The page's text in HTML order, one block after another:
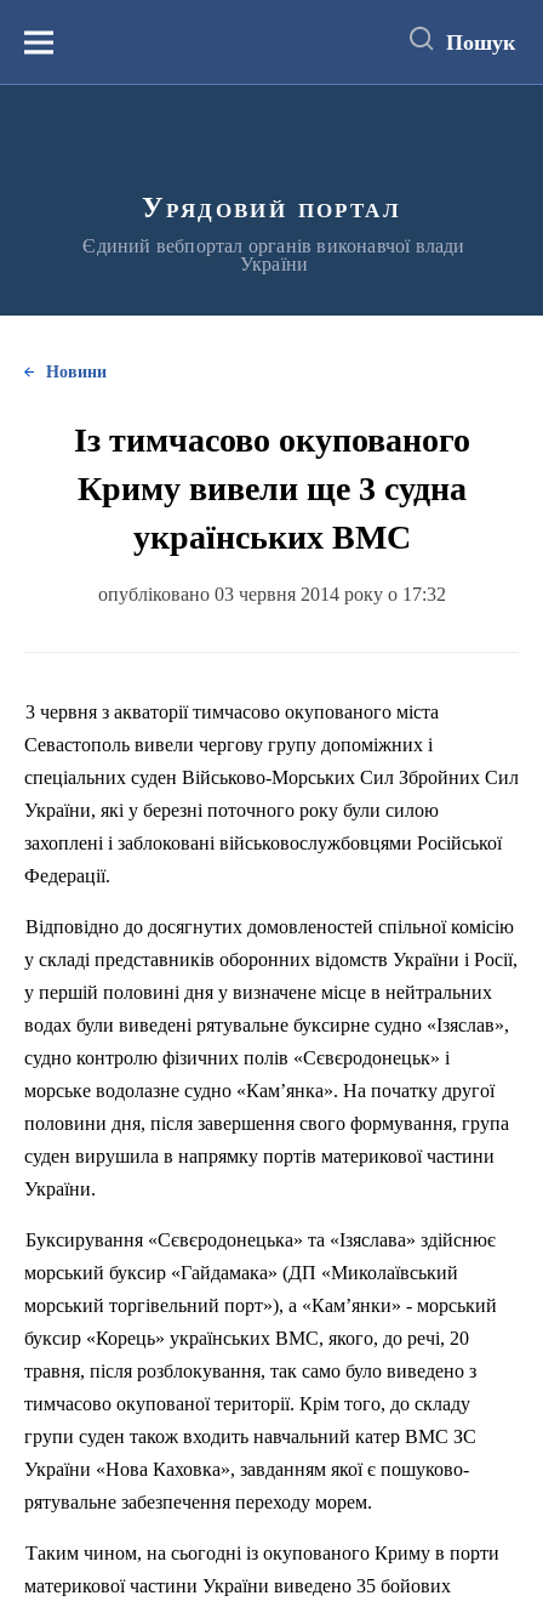
вмістуМеню Пошук
Урядовий портал
Єдиний вебпортал органів виконавчої влади
України
Новини
Із тимчасово окупованого
Криму вивели ще 3 судна
українських ВМС
опубліковано 03 червня 2014 року о 17:32
3 червня з акваторії тимчасово окупованого міста
Севастополь вивели чергову групу допоміжних і
спеціальних суден Військово-Морських Сил Збройних Сил
України, які у березні поточного року були силою
захоплені і заблоковані військовослужбовцями Російської
Федерації.
Відповідно до досягнутих домовленостей спільної комісію
у складі представників оборонних відомств України і Росії,
у першій половині дня у визначене місце в нейтральних
водах були виведені рятувальне буксирне судно «Ізяслав»,
судно контролю фізичних полів «Сєвєродонецьк» і
морське водолазне судно «Кам’янка». На початку другої
половини дня, після завершення свого формування, група
суден вирушила в напрямку портів материкової частини
України.
Буксирування «Сєвєродонецька» та «Ізяслава» здійснює
морський буксир «Гайдамака» (ДП «Миколаївський
морський торгівельний порт»), а «Кам’янки» - морський
буксир «Корець» українських ВМС, якого, до речі, 20
травня, після розблокування, так само було виведено з
тимчасово окупованої території. Крім того, до складу
групи суден також входить навчальний катер ВМС ЗС
України «Нова Каховка», завданням якої є пошуково-
рятувальне забезпечення переходу морем.
Таким чином, на сьогодні із окупованого Криму в порти
материкової частини України виведено 35 бойових